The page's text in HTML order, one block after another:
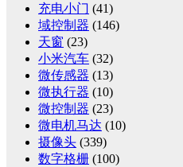
充电小门 (41)
域控制器 (146)
天窗 (23)
小米汽车 (32)
微传感器 (13)
微执行器 (10)
微控制器 (23)
微电机马达 (10)
摄像头 (339)
数字格栅 (100)